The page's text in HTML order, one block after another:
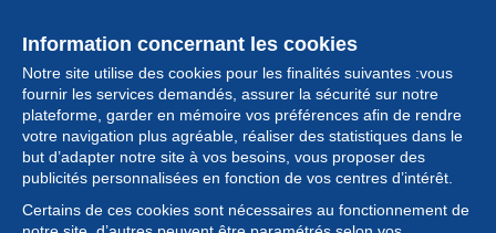
Information concernant les cookies
Notre site utilise des cookies pour les finalités suivantes :vous
fournir les services demandés, assurer la sécurité sur notre
plateforme, garder en mémoire vos préférences afin de rendre
votre navigation plus agréable, réaliser des statistiques dans le
but d’adapter notre site à vos besoins, vous proposer des
publicités personnalisées en fonction de vos centres d’intérêt.
Certains de ces cookies sont nécessaires au fonctionnement de
Collection
Actualités